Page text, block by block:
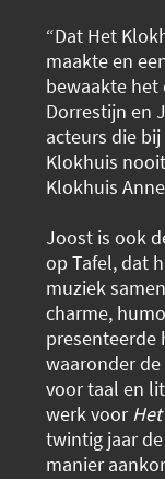
“Dat Het
maakte en
bewaakte het
Dorrestijn en
acteurs die
Klokhuis
Klokhuis
Joost is ook
op Tafel, dat
muziek
charme,
presenteerde
waaronder de
voor taal en
werk voor
twintig jaar
manier